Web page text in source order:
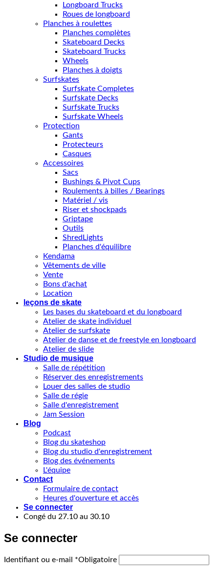
Longboard Trucks
Roues de longboard
Planches à roulettes
Planches complètes
Skateboard Decks
Skateboard Trucks
Wheels
Planches à doigts
Surfskates
Surfskate Completes
Surfskate Decks
Surfskate Trucks
Surfskate Wheels
Protection
Gants
Protecteurs
Casques
Accessoires
Sacs
Bushings & Pivot Cups
Roulements à billes / Bearings
Matériel / vis
Riser et shockpads
Griptape
Outils
ShredLights
Planches d'équilibre
Kendama
Vêtements de ville
Vente
Bons d'achat
Location
leçons de skate
Les bases du skateboard et du longboard
Atelier de skate individuel
Atelier de surfskate
Atelier de danse et de freestyle en longboard
Atelier de slide
Studio de musique
Salle de répétition
Réserver des enregistrements
Louer des salles de studio
Salle de régie
Salle d'enregistrement
Jam Session
Blog
Podcast
Blog du skateshop
Blog du studio d'enregistrement
Blog des événements
L'équipe
Contact
Formulaire de contact
Heures d'ouverture et accès
Se connecter
Congé du 27.10 au 30.10
Se connecter
Identifiant ou e-mail *Obligatoire